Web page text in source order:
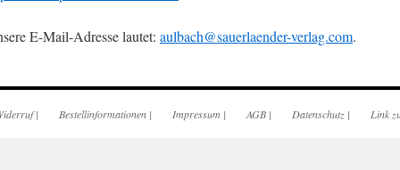
E-Mail-Adresse lautet: aulbach@sauerlaender-verlag.com.
| Bestellinformationen | Impressum | AGB | Datenschutz | Link